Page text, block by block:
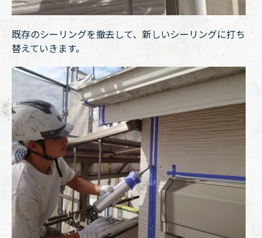
既存のシーリングを撤去して、新しいシーリングに打ち
替えていきます。